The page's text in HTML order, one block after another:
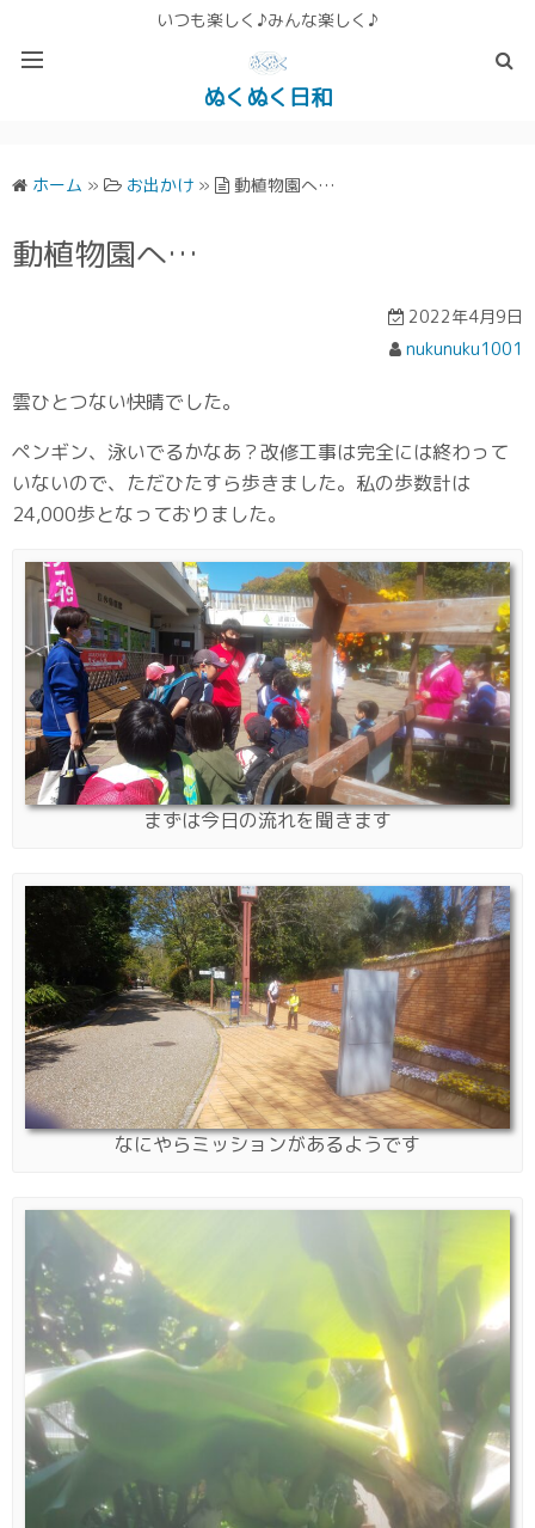
いつも楽しく♪みんな楽しく♪
ぬくぬく日和
ホーム » お出かけ » 動植物園へ…
動植物園へ…
2022年4月9日
nukunuku1001
雲ひとつない快晴でした。
ペンギン、泳いでるかなあ？改修工事は完全には終わって
いないので、ただひたすら歩きました。私の歩数計は
24,000歩となっておりました。
まずは今日の流れを聞きます
なにやらミッションがあるようです